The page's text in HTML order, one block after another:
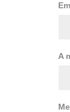
A